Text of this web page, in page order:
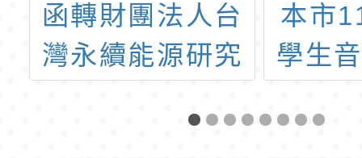
函轉財團法人台
灣永續能源研究
「2021年第十一
本市
學生
月31